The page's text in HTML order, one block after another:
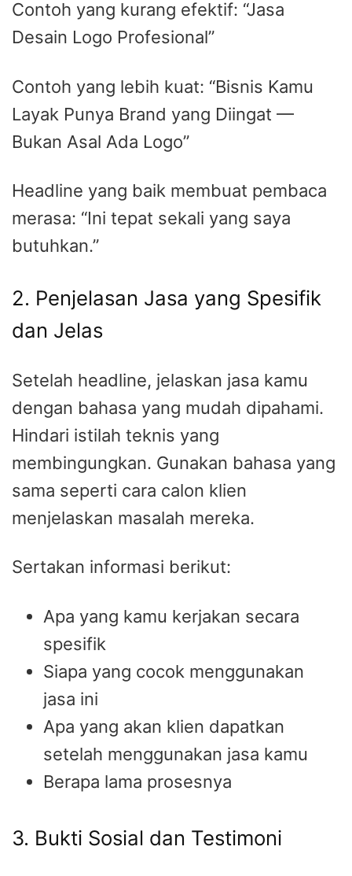
Contoh yang kurang efektif: “Jasa
Desain Logo Profesional”
Contoh yang lebih kuat: “Bisnis Kamu
Layak Punya Brand yang Diingat —
Bukan Asal Ada Logo”
Headline yang baik membuat pembaca
merasa: “Ini tepat sekali yang saya
butuhkan.”
2. Penjelasan Jasa yang Spesifik
dan Jelas
Setelah headline, jelaskan jasa kamu
dengan bahasa yang mudah dipahami.
Hindari istilah teknis yang
membingungkan. Gunakan bahasa yang
sama seperti cara calon klien
menjelaskan masalah mereka.
Sertakan informasi berikut:
Apa yang kamu kerjakan secara
spesifik
Siapa yang cocok menggunakan
jasa ini
Apa yang akan klien dapatkan
setelah menggunakan jasa kamu
Berapa lama prosesnya
3. Bukti Sosial dan Testimoni